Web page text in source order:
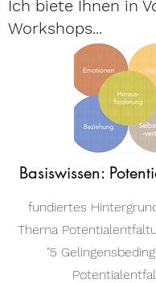
Ich biete Ihnen in
Workshops...
Basiswissen:
fundiertes
Thema
"5